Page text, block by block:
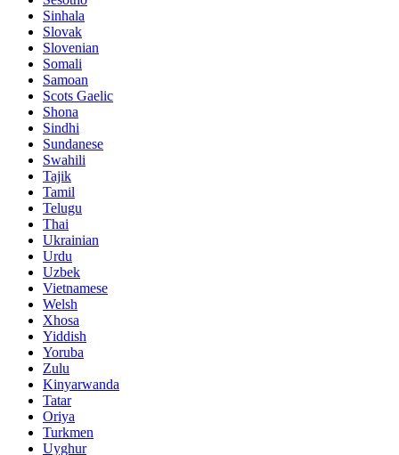
Sinhala
Slovak
Slovenian
Somali
Samoan
Scots Gaelic
Shona
Sindhi
Sundanese
Swahili
Tajik
Tamil
Telugu
Thai
Ukrainian
Urdu
Uzbek
Vietnamese
Welsh
Xhosa
Yiddish
Yoruba
Zulu
Kinyarwanda
Tatar
Oriya
Turkmen
Uyghur